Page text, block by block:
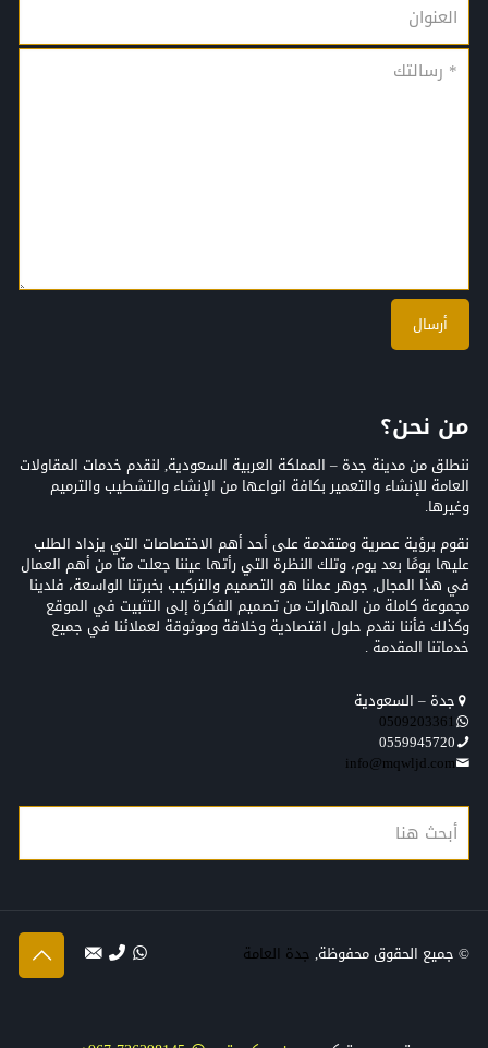
من نحن؟
ننطلق من مدينة جدة – المملكة العربية السعودية, لنقدم خدمات المقاولات
العامة للإنشاء والتعمير بكافة انواعها من الإنشاء والتشطيب والترميم
وغيرها.
نقوم برؤية عصرية ومتقدمة على أحد أهم الاختصاصات التي يزداد الطلب
عليها يومًا بعد يوم، وتلك النظرة التي رأتها عيننا جعلت منّا من أهم العمال
في هذا المجال, جوهر عملنا هو التصميم والتركيب بخبرتنا الواسعة، فلدينا
مجموعة كاملة من المهارات من تصميم الفكرة إلى التثبيت في الموقع
وكذلك فأننا نقدم حلول اقتصادية وخلاقة وموثوقة لعملائنا في جميع
خدماتنا المقدمة .
جدة – السعودية
0509203361‬‏‬‏
0559945720
info@mqwljd.com
© جميع الحقوق محفوظة, جدة العامة